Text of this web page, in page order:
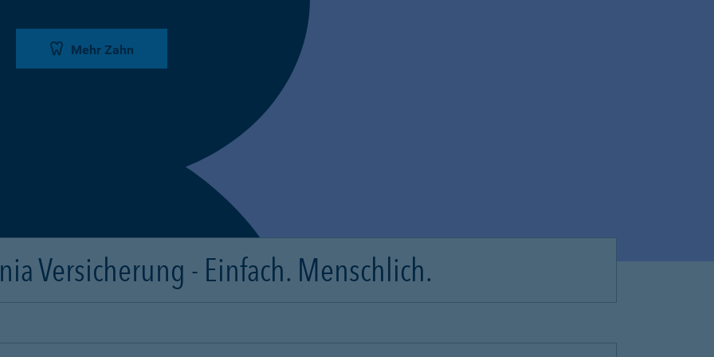
Mehr Zahn
Versicherung - Einfach. Menschlich.